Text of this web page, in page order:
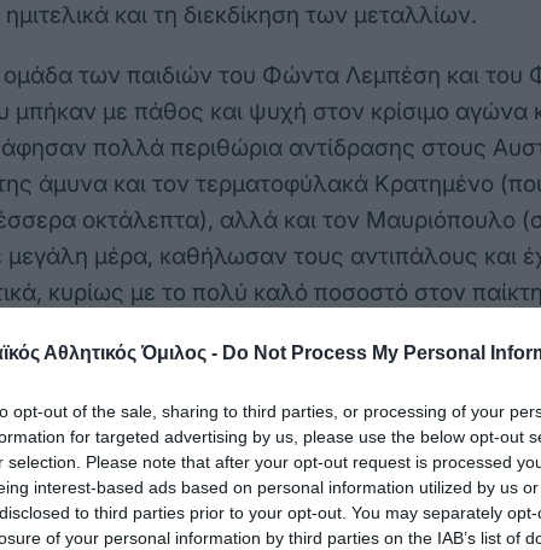
Αθλητικός Όμιλος - Do Not Process My Personal
opt-out of the sale, sharing to third parties, or processing of your
for targeted advertising by us, please use the below opt-out
selection. Please note that after your opt-out request is processed
interest-based ads based on personal information utilized by us
to third parties prior to your opt-out. You may separately
of your personal information by third parties on the IAB’s list of
και τη διεκδίκηση των μεταλλίων.
ομάδα των παιδιών του Φώντα Λεμπέση και του
με πάθος και ψυχή στον κρίσιμο αγώνα
άφησαν πολλά περιθώρια αντίδρασης στους
άμυνα και τον τερματοφύλακά Κρατημένο
οκτάλεπτα), αλλά και τον Μαυριόπουλο
μεγάλη μέρα, καθήλωσαν τους αντιπάλους και
κυρίως με το πολύ καλό ποσοστό στον
και το αύξαναν μέχρι το τελικό 15-8. Στο
0-1 Μπελέσης (πεν.), 0-2 Λυκούδης (π.π.), 1-2
(περιφ.), 2-3 Λυκούδης (περιφ.), 2-4
2-6 Ζαχόπουλος (π.π.), 2-7 Καπράγκος